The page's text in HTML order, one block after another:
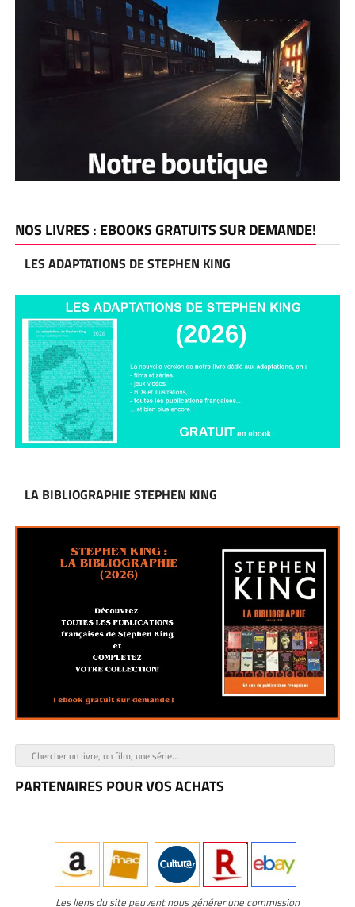
NOS LIVRES : EBOOKS GRATUITS SUR DEMANDE!
LES ADAPTATIONS DE STEPHEN KING
LA BIBLIOGRAPHIE STEPHEN KING
PARTENAIRES POUR VOS ACHATS
Les liens du site peuvent nous générer une commission